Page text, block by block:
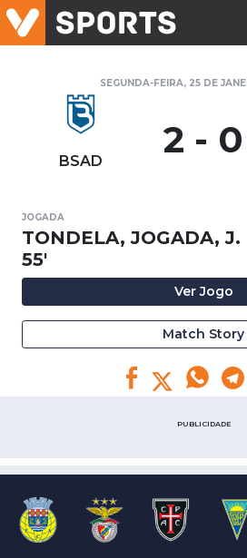
SEGUNDA-FEIRA, 25 DE
BSAD 2 - 0
JOGADA
TONDELA, JOGADA,
55'
Ver Jogo
Match Story
PUBLICIDADE